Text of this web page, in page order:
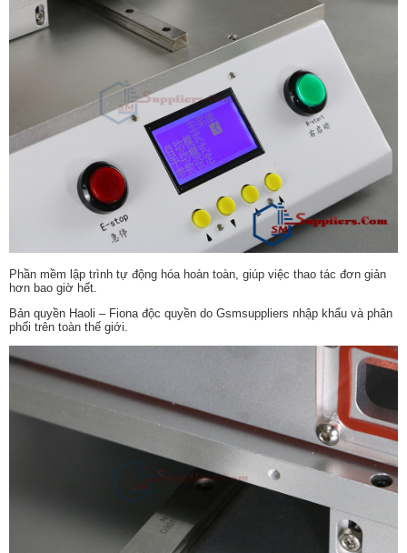
Phần mềm lập trình tự động hóa hoàn toàn, giúp việc thao tác đơn giản
hơn bao giờ hết.
Bản quyền Haoli – Fiona độc quyền do Gsmsuppliers nhập khẩu và phân
phối trên toàn thế giới.